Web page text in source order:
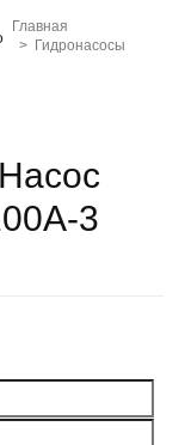
Главная
> Гидронасосы
3